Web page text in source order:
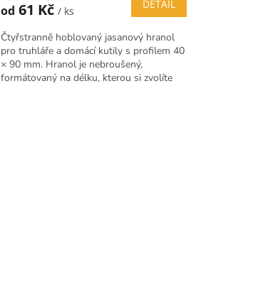
od 61 Kč / ks
DETAIL
Čtyřstranně hoblovaný jasanový hranol
pro truhláře a domácí kutily s profilem 40
× 90 mm. Hranol je nebroušený,
formátovaný na délku, kterou si zvolíte